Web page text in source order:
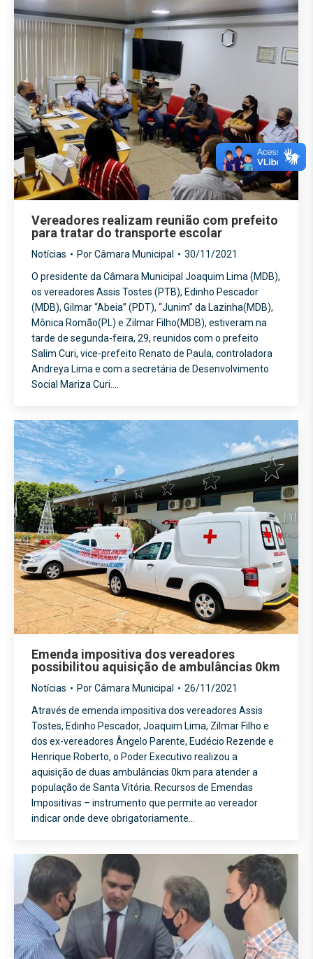
Vereadores realizam reunião com prefeito
para tratar do transporte escolar
Notícias PorCâmara Municipal
30/11/2021
O presidente da Câmara Municipal Joaquim Lima (MDB),
os vereadores Assis Tostes (PTB), Edinho Pescador
(MDB), Gilmar “Abeia” (PDT), “Junim” da Lazinha(MDB),
Mônica Romão(PL) e Zilmar Filho(MDB), estiveram na
tarde de segunda-feira, 29, reunidos com o prefeito
Salim Curi, vice-prefeito Renato de Paula, controladora
Andreya Lima e com a secretária de Desenvolvimento
Social Mariza Curi.…
Emenda impositiva dos vereadores
possibilitou aquisição de ambulâncias 0km
Notícias PorCâmara Municipal
26/11/2021
Através de emenda impositiva dos vereadores Assis
Tostes, Edinho Pescador, Joaquim Lima, Zilmar Filho e
dos ex-vereadores Ângelo Parente, Eudécio Rezende e
Henrique Roberto, o Poder Executivo realizou a
aquisição de duas ambulâncias 0km para atender a
população de Santa Vitória. Recursos de Emendas
Impositivas – instrumento que permite ao vereador
indicar onde deve obrigatoriamente…